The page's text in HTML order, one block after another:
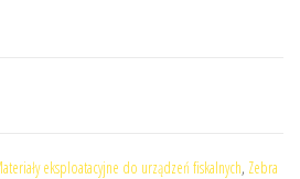
eksploatacyjne do urządzeń fiskalnych, Zebra